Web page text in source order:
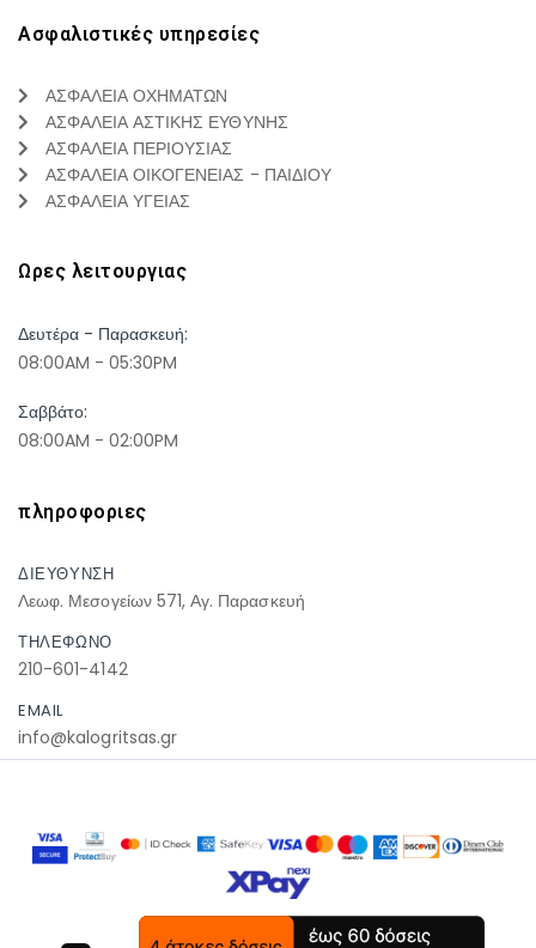
Ασφαλιστικές υπηρεσίες
ΑΣΦΑΛΕΙΑ ΟΧΗΜΑΤΩΝ
ΑΣΦΑΛΕΙΑ ΑΣΤΙΚΗΣ ΕΥΘΥΝΗΣ
ΑΣΦΑΛΕΙΑ ΠΕΡΙΟΥΣΙΑΣ
ΑΣΦΑΛΕΙΑ ΟΙΚΟΓΕΝΕΙΑΣ - ΠΑΙΔΙΟΥ
ΑΣΦΑΛΕΙΑ ΥΓΕΙΑΣ
Ωρες λειτουργιας
Δευτέρα - Παρασκευή:
08:00AM - 05:30PM
Σαββάτο:
08:00AM - 02:00PM
πληροφοριες
ΔΙΕΥΘΥΝΣΗ
Λεωφ. Μεσογείων 571, Αγ. Παρασκευή
ΤΗΛΕΦΩΝΟ
210-601-4142
EMAIL
info@kalogritsas.gr